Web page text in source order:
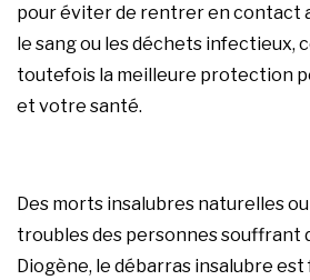
pour éviter de rentrer en contact
le sang ou les déchets infectieux,
toutefois la meilleure protection
et votre santé.
Des morts insalubres naturelles
troubles des personnes souffrant
Diogène, le débarras insalubre